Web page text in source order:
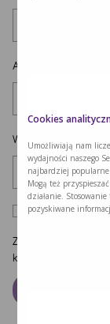
Adres e-mail
Witryna internetowa
Zapamiętaj moje
komentarzy.
Cookies
Umożliwiają nam
wydajności naszego
najbardziej popularne
Mogą też
działanie.
pozyskiwane